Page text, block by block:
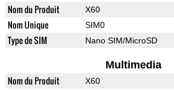
Nom du Produit X60
Nom Unique SIM0
Type de SIM Nano SIM/MicroSD
Multimedia
Nom du Produit X60